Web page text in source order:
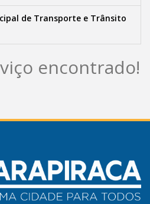
de Transporte e Trânsito
encontrado!